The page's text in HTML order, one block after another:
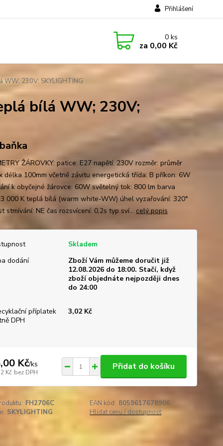
Přihlášení
0ks
za 0,00 Kč
WW; 230V; SKYLIGHTING
bílá WW; 230V;
ŽÁROVKY: patice: E27 napětí: 230V rozměr: průměr
délka 100mm včetně závitu energetická třída: B příkon: 6W
k obyčejné žárovce: 60W světelný tok: 800 lm barva
000 K teplá bílá (warm white-WW) úhel vyzařování: 320°
stmívání: NE čas rozsvícení: 0,2s typ sví... celý popis
Skladem
dodání
Zboží Vám můžeme doručit již
12.08.2026 do 18:00. Stačí, když
zboží objednáte nejpozději dnes
do 24:00
příplatek
DPH
3,02 Kč
Kč/ks
Kč bez DPH
Přidat do košíku
FH2706C EAN kód: 8059617678906
SKYLIGHTING Hlídat cenu / dostupnost